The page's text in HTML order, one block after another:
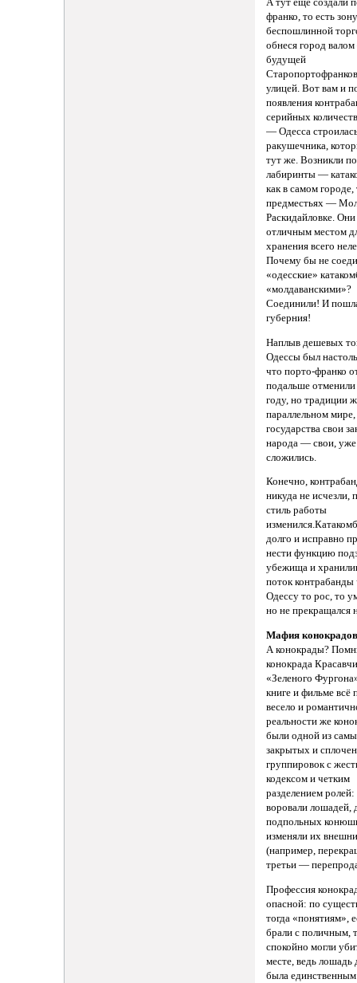
А тут еще создали
франко, то есть
беспошлинной
обнеся город
будущей
улицей. Вот вам и
появления
серийных
— Одесса
ракушечника,
тут же. Возникли
лабиринты —
как в самом городе,
предместьях —
Раскидайловке. Они
отличным местом
хранения всего
Почему бы не
«одесские»
«молдаванскими»?
Соединили! И
губерния!
Наплыв дешевых
Одессы был
что порто-франко
подальше
году, но традиции
параллельном мире,
государства свои
народа — свои, уже
сложились.
Конечно,
никуда не исчезли,
стиль работы
долго и исправно
нести функцию
убежища и
поток контрабанды
Одессу то рос, то
но не прекращался
Мафия
А конокрады?
конокрада
«Зеленого
книге и фильме всё
весело и
реальности же
были одной из
закрытых и
группировок с
кодексом и четким
разделением
воровали лошадей,
подпольных
изменяли их
(например,
третьи —
Профессия
опасной: по
тогда «понятиям»,
брали с поличным,
спокойно могли
месте, ведь лошадь
была